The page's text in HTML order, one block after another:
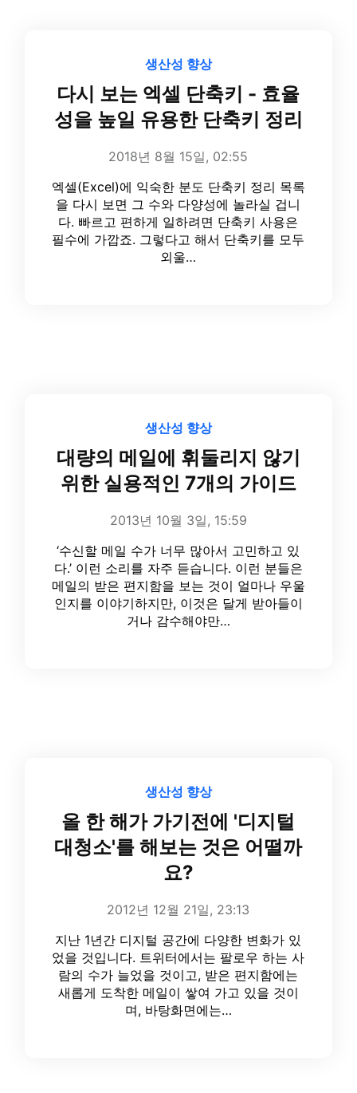
생산성 향상
다시 보는 엑셀 단축키 - 효율
성을 높일 유용한 단축키 정리
2018년 8월 15일, 02:55
엑셀(Excel)에 익숙한 분도 단축키 정리 목록
을 다시 보면 그 수와 다양성에 놀라실 겁니
다. 빠르고 편하게 일하려면 단축키 사용은
필수에 가깝죠. 그렇다고 해서 단축키를 모두
외울…
생산성 향상
대량의 메일에 휘둘리지 않기
위한 실용적인 7개의 가이드
2013년 10월 3일, 15:59
‘수신할 메일 수가 너무 많아서 고민하고 있
다.’ 이런 소리를 자주 듣습니다. 이런 분들은
메일의 받은 편지함을 보는 것이 얼마나 우울
인지를 이야기하지만, 이것은 달게 받아들이
거나 감수해야만…
생산성 향상
올 한 해가 가기전에 '디지털
대청소'를 해보는 것은 어떨까
요?
2012년 12월 21일, 23:13
지난 1년간 디지털 공간에 다양한 변화가 있
었을 것입니다. 트위터에서는 팔로우 하는 사
람의 수가 늘었을 것이고, 받은 편지함에는
새롭게 도착한 메일이 쌓여 가고 있을 것이
며, 바탕화면에는…